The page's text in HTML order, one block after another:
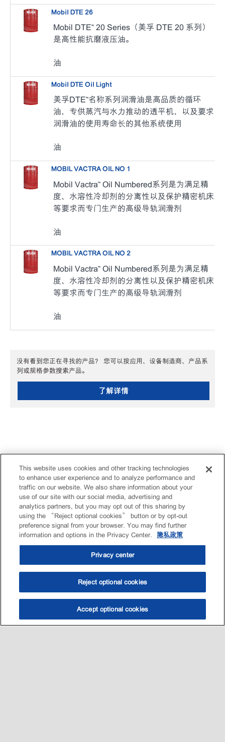
选油助手 查找门店
Mobil DTE 26
Mobil DTE™ 20 Series（美孚 DTE 20 系列）
是高性能抗磨液压油。
油
Mobil DTE Oil Light
美孚DTE™名称系列润滑油是高品质的循环
油，专供蒸汽与水力推动的透平机，以及要求
润滑油的使用寿命长的其他系统使用
油
MOBIL VACTRA OIL NO 1
Mobil Vactra™ Oil Numbered系列是为满足精
度、水溶性冷却剂的分离性以及保护精密机床
等要求而专门生产的高级导轨润滑剂
油
MOBIL VACTRA OIL NO 2
Mobil Vactra™ Oil Numbered系列是为满足精
度、水溶性冷却剂的分离性以及保护精密机床
等要求而专门生产的高级导轨润滑剂
油
没有看到您正在寻找的产品？ 您可以按应用、设备制造商、产品系
列或规格参数搜索产品。
了解详情
This website uses cookies and other tracking technologies
to enhance user experience and to analyze performance and
traffic on our website. We also share information about your
use of our site with our social media, advertising and
analytics partners, but you may opt out of this sharing by
using the “Reject optional cookies” button or by opt-out
preference signal from your browser. You may find further
information and options in the Privacy Center.
隐私政策
Privacy center
Reject optional cookies
Accept optional cookies